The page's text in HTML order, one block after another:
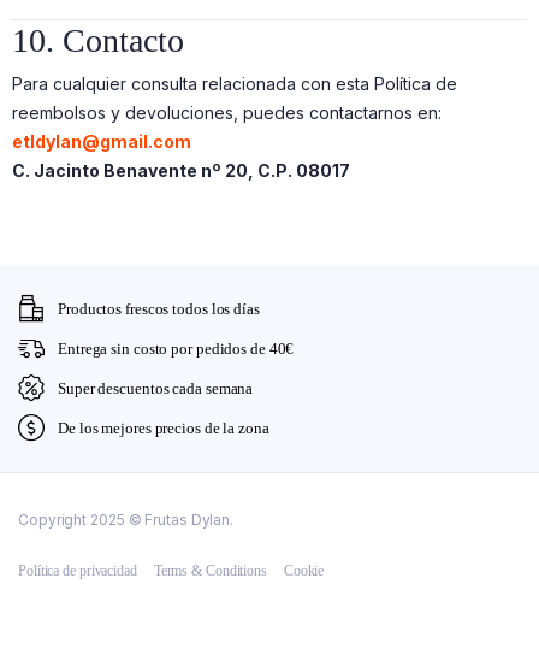
10. Contacto
Para cualquier consulta relacionada con esta Política de
reembolsos y devoluciones, puedes contactarnos en:
etldylan@gmail.com
C. Jacinto Benavente nº 20, C.P. 08017
Productos frescos todos los días
Entrega sin costo por pedidos de 40€
Super descuentos cada semana
De los mejores precios de la zona
Copyright 2025 © Frutas Dylan.
Política de privacidad Terms & Conditions Cookie